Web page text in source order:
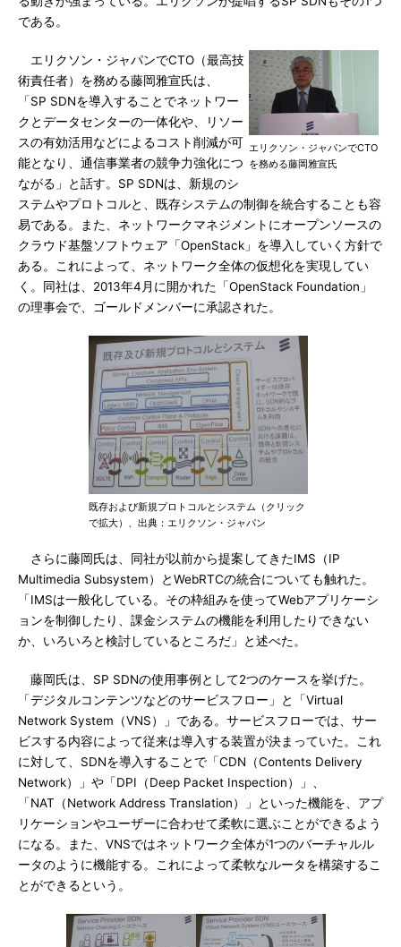
である。
エリクソン・ジャパンでCTO
を務める藤岡雅宣氏
エリクソン・ジャパンでCTO（最高技
術責任者）を務める藤岡雅宣氏は、
「SP SDNを導入することでネットワー
クとデータセンターの一体化や、リソー
スの有効活用などによるコスト削減が可
能となり、通信事業者の競争力強化につ
ながる」と話す。SP SDNは、新規のシ
ステムやプロトコルと、既存システムの制御を統合することも容
易である。また、ネットワークマネジメントにオープンソースの
クラウド基盤ソフトウェア「OpenStack」を導入していく方針で
ある。これによって、ネットワーク全体の仮想化を実現してい
く。同社は、2013年4月に開かれた「OpenStack Foundation」
の理事会で、ゴールドメンバーに承認された。
既存および新規プロトコルとシステム（クリック
で拡大）、出典：エリクソン・ジャパン
さらに藤岡氏は、同社が以前から提案してきたIMS（IP
Multimedia Subsystem）とWebRTCの統合についても触れた。
「IMSは一般化している。その枠組みを使ってWebアプリケーシ
ョンを制御したり、課金システムの機能を利用したりできない
か、いろいろと検討しているところだ」と述べた。
藤岡氏は、SP SDNの使用事例として2つのケースを挙げた。
「デジタルコンテンツなどのサービスフロー」と「Virtual
Network System（VNS）」である。サービスフローでは、サー
ビスする内容によって従来は導入する装置が決まっていた。これ
に対して、SDNを導入することで「CDN（Contents Delivery
Network）」や「DPI（Deep Packet Inspection）」、
「NAT（Network Address Translation）」といった機能を、アプ
リケーションやユーザーに合わせて柔軟に選ぶことができるよう
になる。また、VNSではネットワーク全体が1つのバーチャルル
ータのように機能する。これによって柔軟なルータを構築するこ
とができるという。